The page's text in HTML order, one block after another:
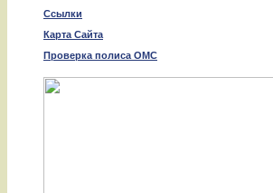
Ссылки
Карта Сайта
Проверка полиса ОМС